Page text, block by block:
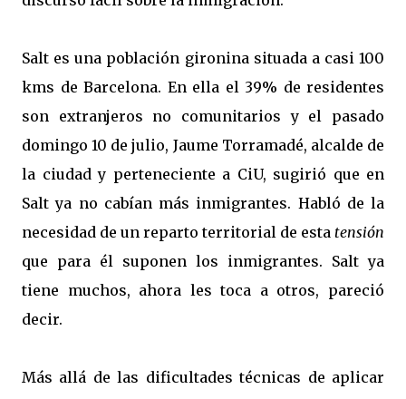
Salt es una población gironina situada a casi 100
kms de Barcelona. En ella el 39% de residentes
son extranjeros no comunitarios y el pasado
domingo 10 de julio, Jaume Torramadé, alcalde de
la ciudad y perteneciente a CiU, sugirió que en
Salt ya no cabían más inmigrantes. Habló de la
necesidad de un reparto territorial de esta tensión
que para él suponen los inmigrantes. Salt ya
tiene muchos, ahora les toca a otros, pareció
decir.
Más allá de las dificultades técnicas de aplicar